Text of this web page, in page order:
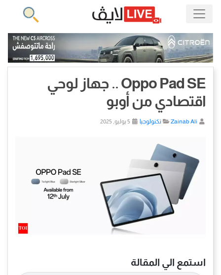
Oppo Pad SE .. جهاز لوحي
اقتصادي من أوبو
Zainab Ali تكنولوجيا
استمع الي المقالة